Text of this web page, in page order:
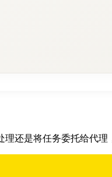
还是将任务委托给代理